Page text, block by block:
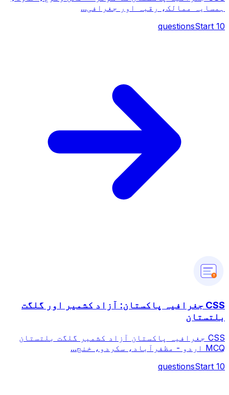
ہمسایہ ممالک، رقبہ اور جغرافی...
10
questionsStart
?
CSS جغرافیہ پاکستان: آزاد کشمیر اور گلگت
بلتستان
CSS جغرافیہ پاکستان آزاد کشمیر گلگت بلتستان
MCQ اردو - مظفرآباد، سکردو، خنج...
10
questionsStart